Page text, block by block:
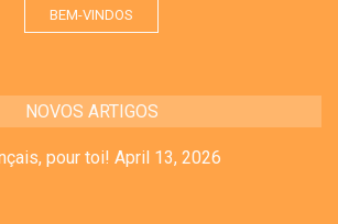
BEM-VINDOS
NOVOS ARTIGOS
pour toi! April 13, 2026